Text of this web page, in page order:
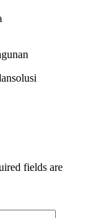
fields are